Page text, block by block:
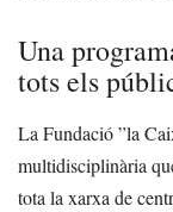
Una
tots els
La Fundació ”la
multidisciplinària
tota la xarxa de